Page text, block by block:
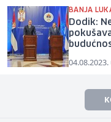
BANJA
Dodik: